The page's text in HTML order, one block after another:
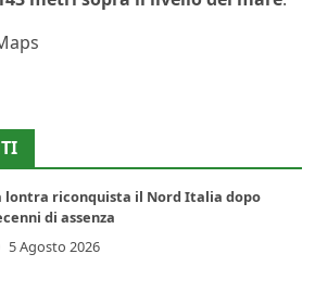
lontra riconquista il Nord Italia dopo
di assenza
5 Agosto 2026